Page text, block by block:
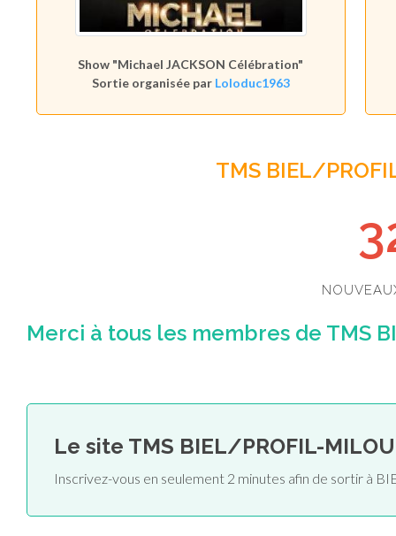
Show "Michael JACKSON Célébration"
Sortie organisée par Loloduc1963
TMS BIEL/
Merci à tous les membres de TMS
Le site TMS BIEL/PROFIL-
Inscrivez-vous en seulement 2 minutes afin de sortir à